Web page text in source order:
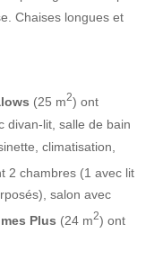
Chaises longues et
(25 m2) ont
divan-lit, salle de bain
climatisation,
2 chambres (1 avec lit
salon avec
Plus (24 m2) ont